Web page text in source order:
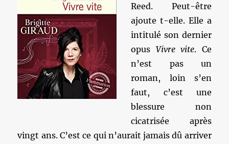
Reed. Peut-être
ajoute t-elle. Elle a
intitulé son dernier
opus Vivre vite. Ce
n’est pas un
roman, loin s’en
faut, c’est une
blessure non
cicatrisée après
vingt ans. C’est ce qui n’aurait jamais dû arriver